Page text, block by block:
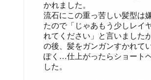
かれました。
流石にこの重っ苦しい髪型は
たので「じゃあもう少しレイ
れてください」と言いました
の後、髪をガンガンすかれて
ぽく…仕上がったらショート
した。